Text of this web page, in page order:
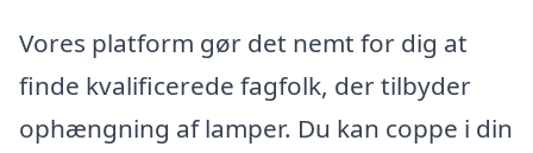
Vores platform gør det nemt for dig at
finde kvalificerede fagfolk, der tilbyder
ophængning af lamper. Du kan coppe i din